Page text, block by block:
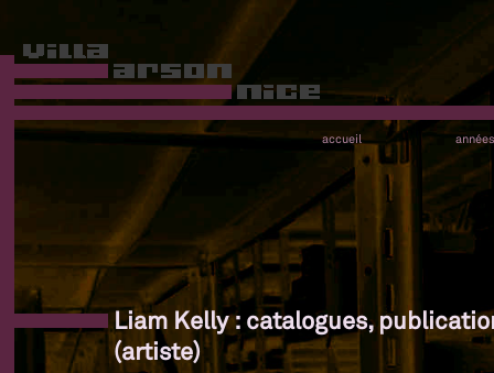
accueil années
Liam Kelly : catalogues,
(artiste)